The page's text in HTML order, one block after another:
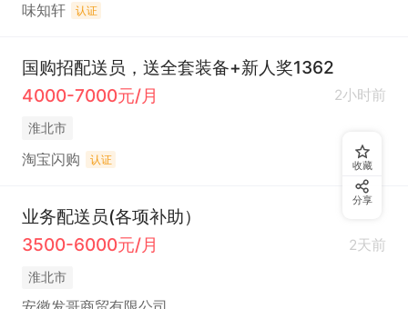
味知轩 认证
国购招配送员，送全套装备+新人奖1362
4000-7000元/月
2小时前
淮北市
淘宝闪购 认证
业务配送员(各项补助）
3500-6000元/月
2天前
淮北市
收藏
分享